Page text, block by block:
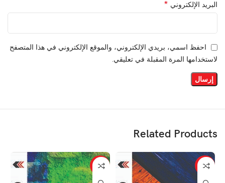
البريد الإلكتروني *
احفظ اسمي، بريدي الإلكتروني، والموقع الإلكتروني في هذا المتصفح
لاستخدامها المرة المقبلة في تعليقي.
Related Products
-14%
-14%